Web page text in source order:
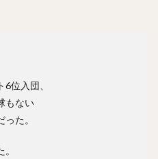
位入団、
もない
た。